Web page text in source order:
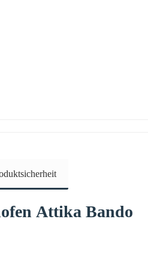
Attika Bando